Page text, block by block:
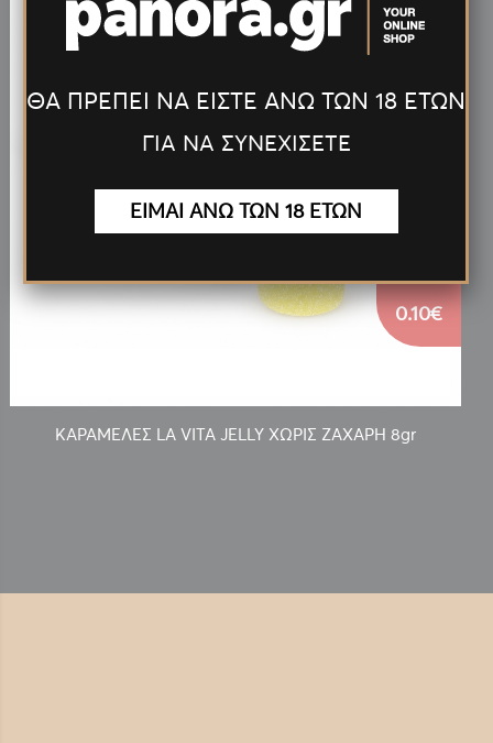
ΚΑΡΑΜΕΛΕΣ LA VITA JELLY ΧΩΡΙΣ ΖΑΧΑΡΗ 8gr
0.10€
ΘΑ ΠΡΕΠΕΙ ΝΑ ΕΙΣΤΕ ΑΝΩ ΤΩΝ 18 ΕΤΩΝ
ΓΙΑ ΝΑ ΣΥΝΕΧΙΣΕΤΕ
ΕΙΜΑΙ ΑΝΩ ΤΩΝ 18 ΕΤΩΝ